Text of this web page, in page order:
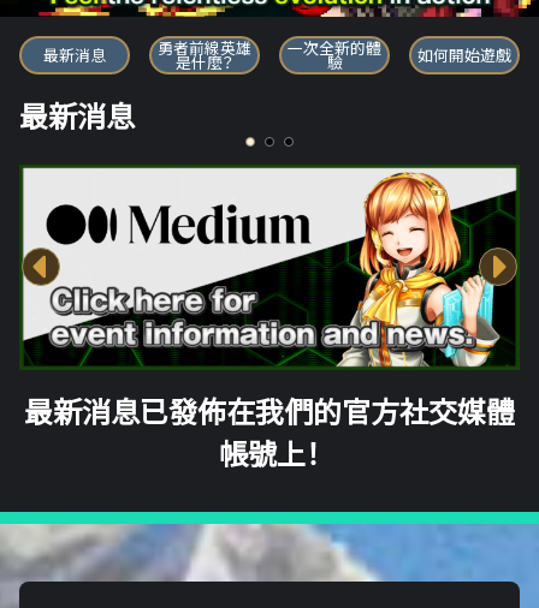
勇者前線英雄
最新消息 勇者前線英雄
是什麼？
一次全新的體
驗 如何開始遊戲
最新消息
最新消息已發佈在我們的官方社交媒體
帳號上！